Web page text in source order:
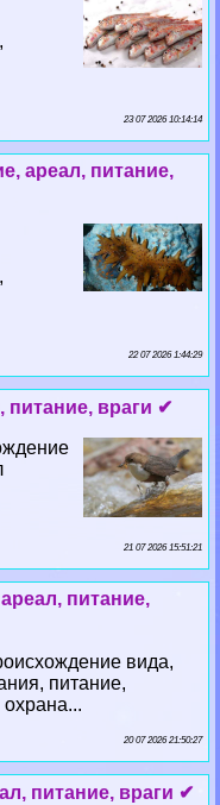
23 07 2026 10:14:14
ареал, питание,
22 07 2026 1:44:29
питание, враги ✔
21 07 2026 15:51:21
питание,
вида,
питание,
20 07 2026 21:50:27
питание, враги ✔